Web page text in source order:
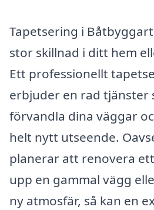
Tapetsering i
stor skillnad i ditt hem
Ett professionellt
erbjuder en rad tjänster
förvandla dina väggar
helt nytt utseende.
planerar att renovera
upp en gammal vägg
ny atmosfär, så kan en